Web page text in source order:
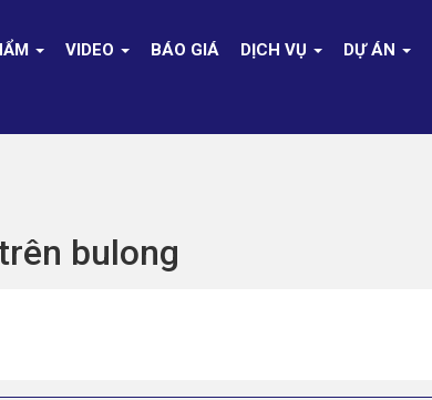
VIDEO BÁO GIÁ DỊCH VỤ DỰ ÁN
bulong